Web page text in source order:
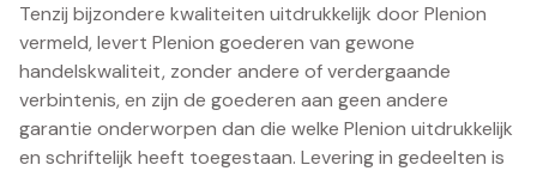
Tenzij bijzondere kwaliteiten uitdrukkelijk door Plenion
vermeld, levert Plenion goederen van gewone
handelskwaliteit, zonder andere of verdergaande
verbintenis, en zijn de goederen aan geen andere
garantie onderworpen dan die welke Plenion uitdrukkelijk
en schriftelijk heeft toegestaan. Levering in gedeelten is